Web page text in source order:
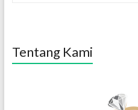
Tentang Kami